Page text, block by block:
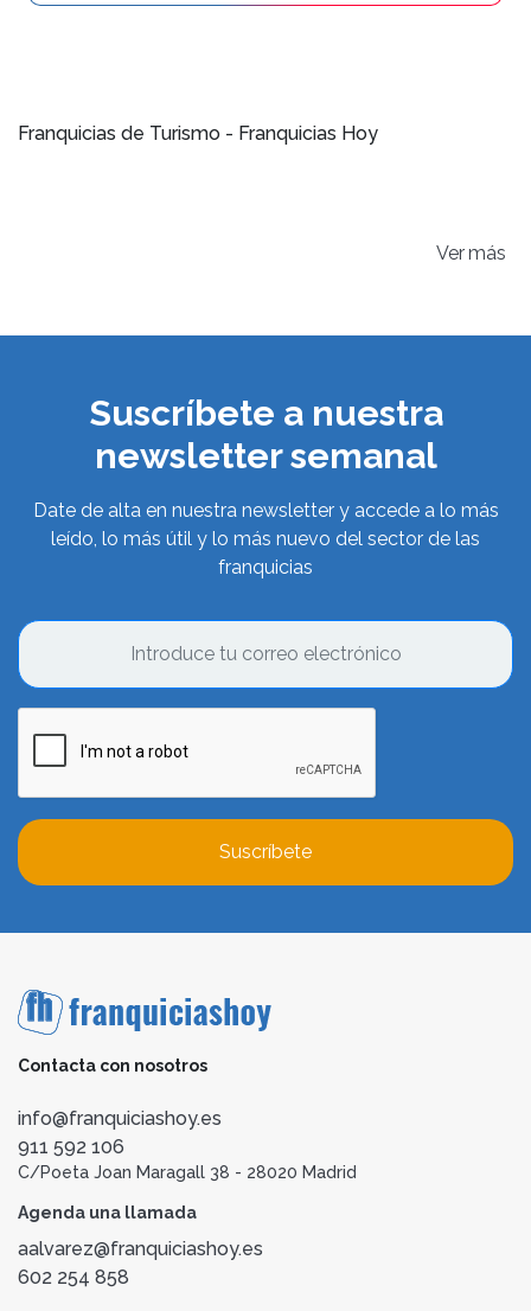
Franquicias de Turismo - Franquicias Hoy
Ver
Suscríbete a nuestra
newsletter semanal
Date de alta en nuestra newsletter y accede a lo más
leído, lo más útil y lo más nuevo del sector de las
franquicias
Suscríbete
Contacta con nosotros
info@franquiciashoy.es
911 592 106
C/Poeta Joan Maragall 38 - 28020 Madrid
Agenda una llamada
aalvarez@franquiciashoy.es
602 254 858